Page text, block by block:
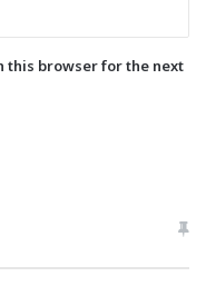
this browser for the next